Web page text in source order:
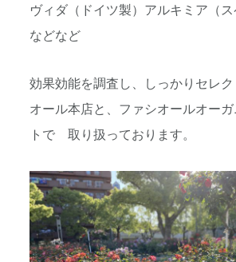
ヴィダ（ドイツ製）アルキミア（ス
などなど
効果効能を調査し、しっかりセレ
オール本店と、ファシオールオー
トで 取り扱っております。